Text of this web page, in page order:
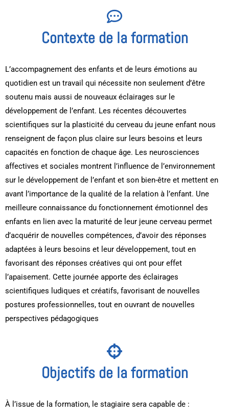
Contexte de la formation
L’accompagnement des enfants et de leurs émotions au
quotidien est un travail qui nécessite non seulement d’être
soutenu mais aussi de nouveaux éclairages sur le
développement de l’enfant. Les récentes découvertes
scientifiques sur la plasticité du cerveau du jeune enfant nous
renseignent de façon plus claire sur leurs besoins et leurs
capacités en fonction de chaque âge. Les neurosciences
affectives et sociales montrent l’influence de l’environnement
sur le développement de l’enfant et son bien-être et mettent en
avant l’importance de la qualité de la relation à l’enfant. Une
meilleure connaissance du fonctionnement émotionnel des
enfants en lien avec la maturité de leur jeune cerveau permet
d’acquérir de nouvelles compétences, d’avoir des réponses
adaptées à leurs besoins et leur développement, tout en
favorisant des réponses créatives qui ont pour effet
l’apaisement. Cette journée apporte des éclairages
scientifiques ludiques et créatifs, favorisant de nouvelles
postures professionnelles, tout en ouvrant de nouvelles
perspectives pédagogiques
Objectifs de la formation
À l’issue de la formation, le stagiaire sera capable de :